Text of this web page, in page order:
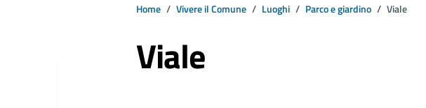
Home Vivere il Comune Luoghi Parco e giardino Viale
Viale